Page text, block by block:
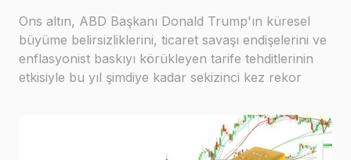
Ons altın, ABD Başkanı Donald Trump'ın küresel
büyüme belirsizliklerini, ticaret savaşı endişelerini ve
enflasyonist baskıyı körükleyen tarife tehditlerinin
etkisiyle bu yıl şimdiye kadar sekizinci kez rekor